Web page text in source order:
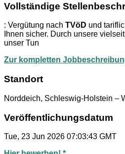
Vollständige
: Vergütung nach TVöD und
Ihnen sicher. Durch unsere
unser Tun
Zur kompletten
Standort
Norddeich, Schleswig-Holstein –
Veröffentlichungsdatum
Tue, 23 Jun 2026 07:03:43 GMT